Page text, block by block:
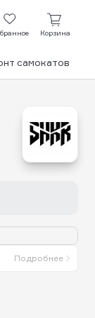
Корзина
самокатов
Подробнее